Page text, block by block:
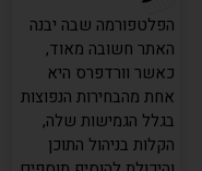
הפלטפורמה שבה יבנה
האתר חשובה מאוד,
כאשר וורדפרס היא
אחת מהבחירות הנפוצות
בגלל הגמישות שלה,
הקלות בניהול התוכן